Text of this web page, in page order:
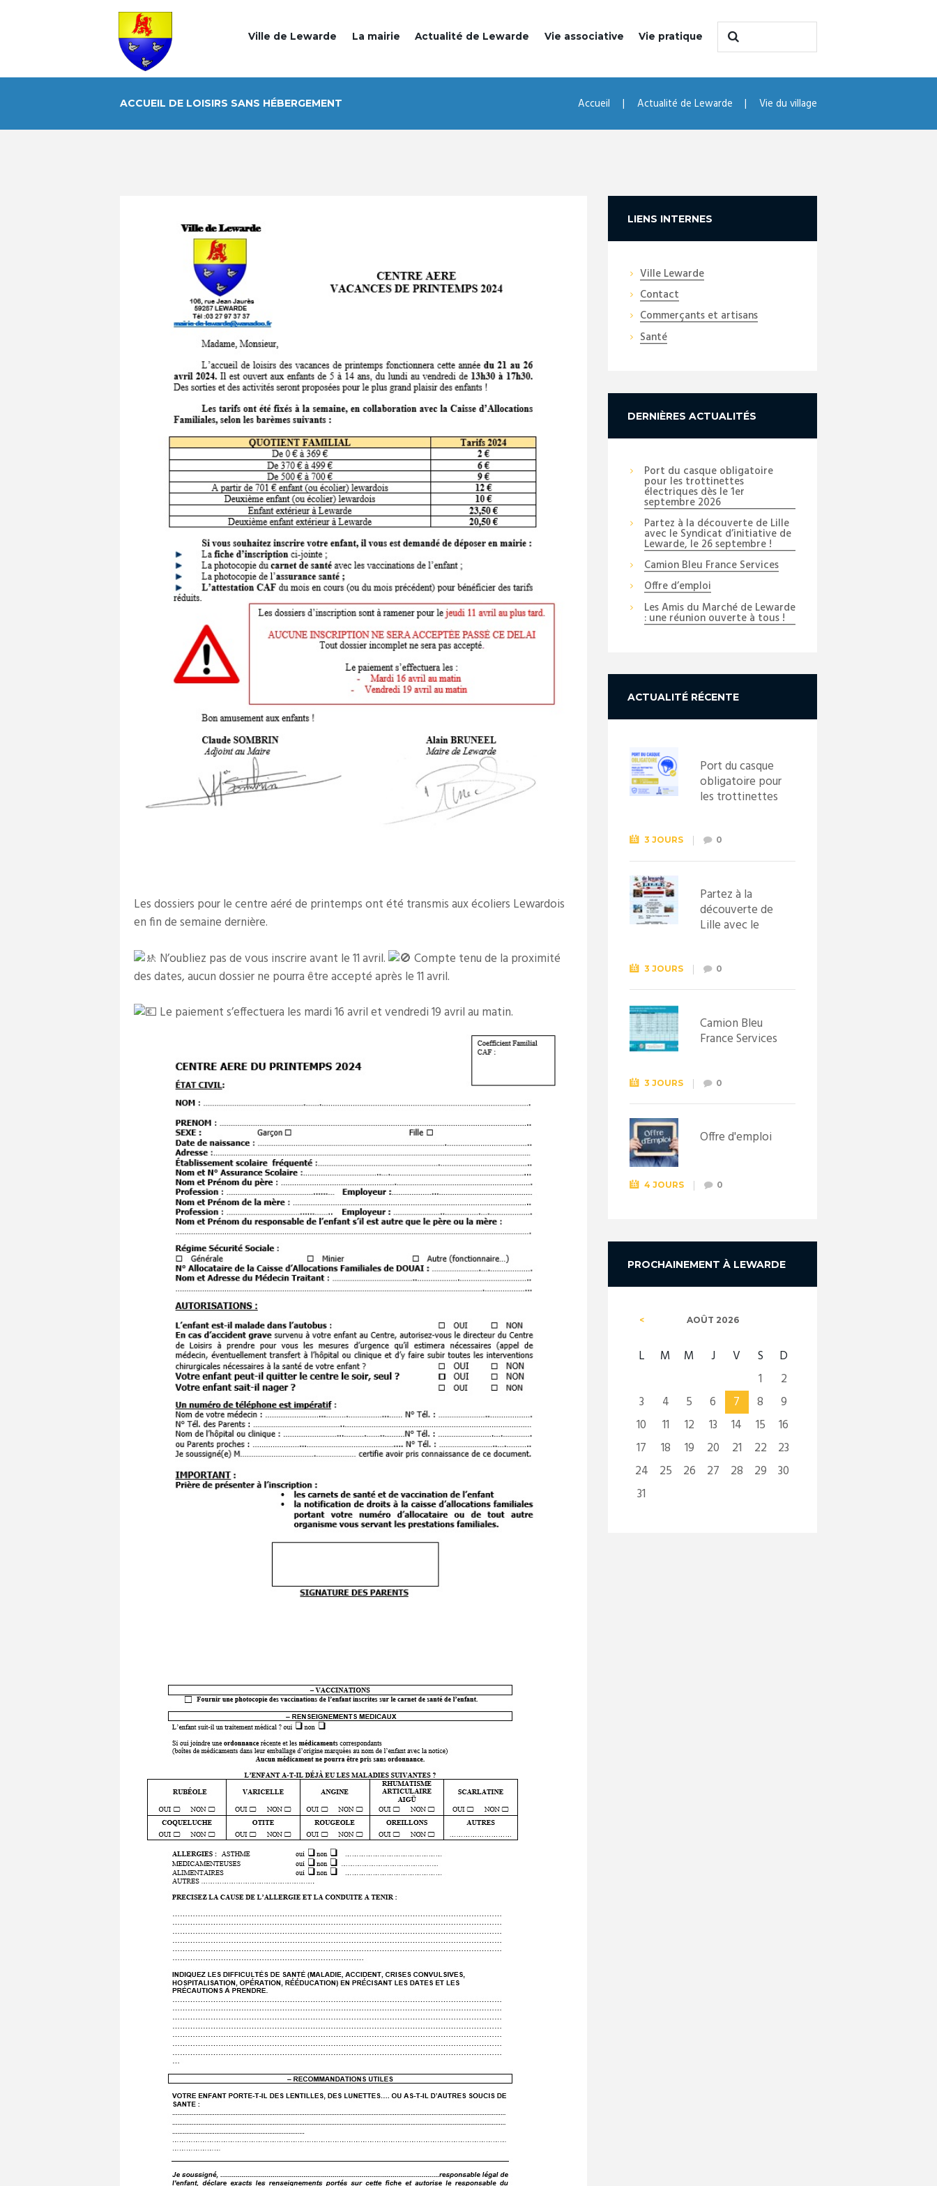
Ville de Lewarde La mairie Actualité de Lewarde Vie associative Vie pratique
ACCUEIL DE LOISIRS SANS HÉBERGEMENT Accueil Actualité de Lewarde Vie du village
Les dossiers pour le centre aéré de printemps ont été transmis aux écoliers Lewardois
en fin de semaine dernière.
N’oubliez pas de vous inscrire avant le 11 avril.
Compte tenu de la proximité
des dates, aucun dossier ne pourra être accepté après le 11 avril.
Le paiement s’effectuera les mardi 16 avril et vendredi 19 avril au matin.
LIENS INTERNES
Ville Lewarde
Contact
Commerçants et artisans
Santé
DERNIÈRES ACTUALITÉS
Port du casque obligatoire
pour les trottinettes
électriques dès le 1er
septembre 2026
Partez à la découverte de Lille
avec le Syndicat d’initiative de
Lewarde, le 26 septembre !
Camion Bleu France Services
Offre d’emploi
Les Amis du Marché de Lewarde
: une réunion ouverte à tous !
ACTUALITÉ RÉCENTE
Port du casque
obligatoire pour
les trottinettes
septembre
2026
3 JOURS 0
Partez à la
découverte de
Lille avec le
Lewarde, le 26
septembre !
3 JOURS 0
Camion Bleu
France Services
3 JOURS 0
Offre d'emploi
4 JOURS 0
PROCHAINEMENT À LEWARDE
AOÛT 2026
L M M J V S
D
1
2
3
4 5 6 7 8
9
10
11 12 13 14 15
16
17
18 19 20 21 22
23
24
25 26 27 28 29
30
31